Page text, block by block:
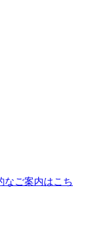
なご案内はこち